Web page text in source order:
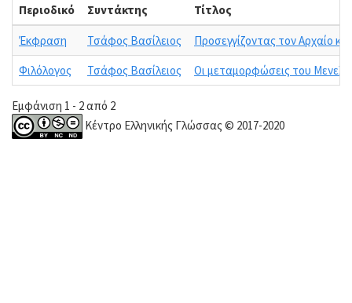
Περιοδικό Συντάκτης Τίτλος
Έκφραση Τσάφος Βασίλειος
Προσεγγίζοντας τον Αρχαίο
Φιλόλογος
Τσάφος Βασίλειος Οι μεταμορφώσεις του
Εμφάνιση 1 - 2 από 2
Κέντρο Ελληνικής Γλώσσας © 2017-2020